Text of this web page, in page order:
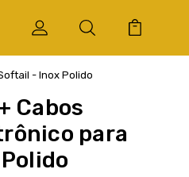
- Inox Polido
Cabos
para